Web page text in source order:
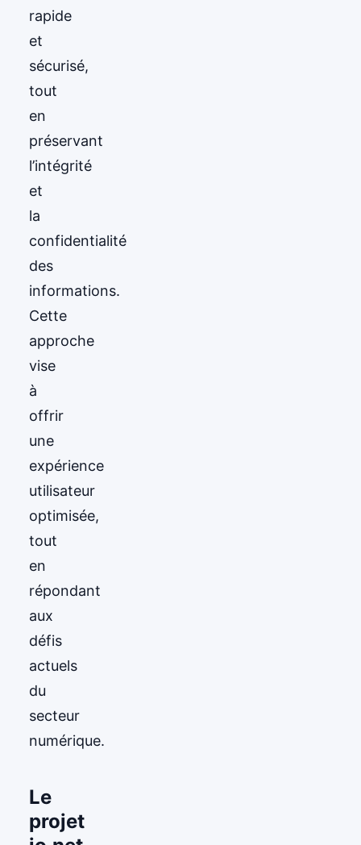
rapide
et
sécurisé,
tout
en
préservant
l’intégrité
et
la
confidentialité
des
informations.
Cette
approche
vise
à
offrir
une
expérience
utilisateur
optimisée,
tout
en
répondant
aux
défis
actuels
du
secteur
numérique.
Le
projet